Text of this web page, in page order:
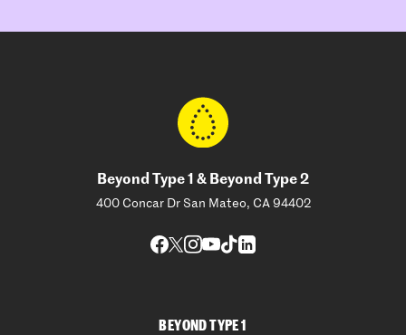
Beyond Type 1 & Beyond Type 2
400 Concar Dr San Mateo, CA 94402
BEYOND TYPE 1